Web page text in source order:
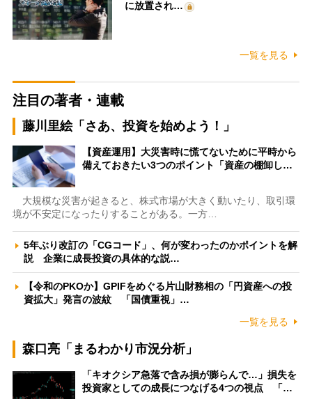
に放置され…
一覧を見る
注目の著者・連載
藤川里絵「さあ、投資を始めよう！」
【資産運用】大災害時に慌てないために平時から
備えておきたい3つのポイント「資産の棚卸し…
大規模な災害が起きると、株式市場が大きく動いたり、取引環
境が不安定になったりすることがある。一方…
5年ぶり改訂の「CGコード」、何が変わったのかポイントを解
説 企業に成長投資の具体的な説…
【令和のPKOか】GPIFをめぐる片山財務相の「円資産への投
資拡大」発言の波紋 「国債重視」…
一覧を見る
森口亮「まるわかり市況分析」
「キオクシア急落で含み損が膨らんで…」損失を
投資家としての成長につなげる4つの視点 「…